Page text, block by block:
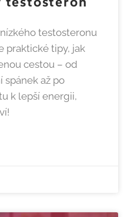
testosteronu
praktické tipy, jak
cestou – od
spánek až po
k lepší energii,